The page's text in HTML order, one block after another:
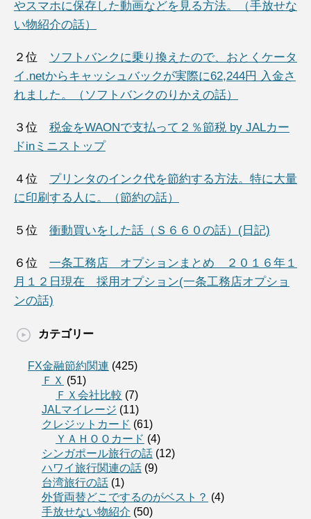
やスマホに保存した動画などを見る方法。（手放せな
い物紹介の話）
２位
ソフトバンクに乗り換えたので、おとくケータ
イ.netからキャッシュバックが実際に62,244円 入金さ
れました。（ソフトバンクのりかえの話）
３位 税金をWAONで支払って２％節税 by JALカー
ドinミニストップ
４位 プリンタのインク代を節約する方法。特に大量
に印刷する人に。（節約の話）
５位 衝動買いをした話（Ｓ６６０の話）(日記)
６位 一条工務店 オプションまとめ ２０１６年１
月１２日現在 採用オプション(一条工務店オプショ
ンの話)
カテゴリー
FX金融節約関連 (425)
ＦＸ (51)
ＦＸ会社比較 (7)
JALマイレージ (11)
クレジットカード (61)
ＹＡＨＯＯカード (4)
シンガポール旅行の話 (12)
ハワイ旅行関連の話 (9)
台湾旅行の話 (1)
外貨両替どこでするのがベスト？ (4)
手放せない物紹介 (50)